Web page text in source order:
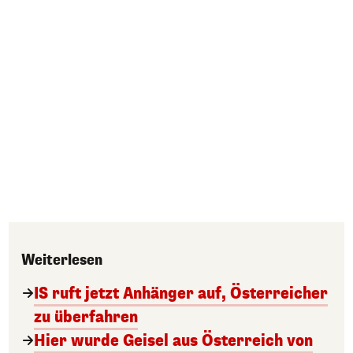
Weiterlesen
IS ruft jetzt Anhänger auf, Österreicher
zu überfahren
Hier wurde Geisel aus Österreich von